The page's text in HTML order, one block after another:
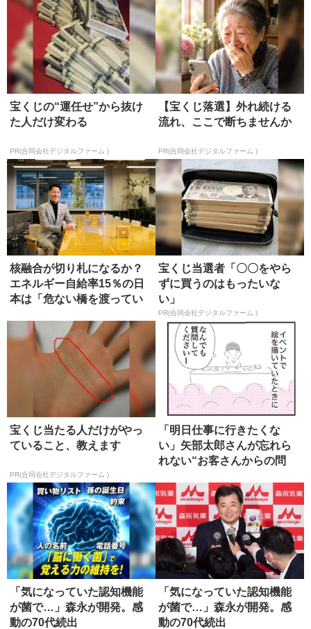
宝くじの“運任せ”から抜け
た人だけ変わる
PR(合同会社デジタルファーム )
【宝くじ落選】外れ続ける
流れ、ここで断ちませんか
PR(合同会社デジタルファーム )
核融合が切り札になるか？
エネルギー自給率15％の日
本は「危ない橋を渡ってい
宝くじ当選者「〇〇をやら
ずに買うのはもったいな
い」
PR(合同会社デジタルファーム )
宝くじ当たる人だけがやっ
ていること、教えます
PR(合同会社デジタルファーム )
「明日仕事に行きたくな
い」矢部太郎さんが忘れら
れない“お客さんからの問
「気になっていた認知機能
が菌で…」森永が開発。感
動の70代続出
「気になっていた認知機能
が菌で…」森永が開発。感
動の70代続出